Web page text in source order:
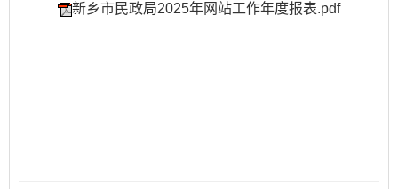
新乡市民政局2025年网站工作年度报表.pdf